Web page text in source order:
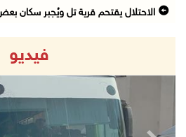
الاحتلال يقتحم قرية تل ويُجبر سكان
شاهين تبحث مع سفراء دولة فلسطين
10/آب/2026 09:18 م
الاحتلال يستولي على أكثر من دونمين
فيديو